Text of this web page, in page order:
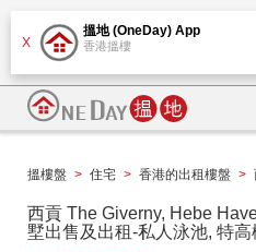
X
搵地 (OneDay) App
香港搵樓
搵樓盤 > 住宅 > 香港的出租樓盤 >
西貢 The Giverny, Hebe
墅出售及出租-私人泳池, 特